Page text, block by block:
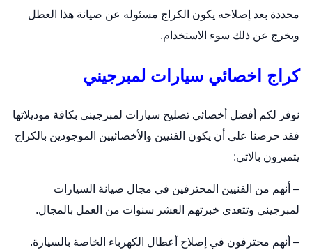
محددة بعد إصلاحه يكون الكراج مسئوله عن صيانة هذا العطل
ويخرج عن ذلك سوء الاستخدام.
كراج اخصائي سيارات لمبرجيني
نوفر لكم أفضل أخصائي تصليح سيارات لمبرجينى بكافة موديلاتها
فقد حرصنا على أن يكون الفنيين والأخصائيين الموجودين بالكراج
يتميزون بالاتي:
– أنهم من الفنيين المحترفين في مجال صيانة السيارات
لمبرجيني وتتعدى خبرتهم العشر سنوات من العمل بالمجال.
– أنهم محترفون في إصلاح أعطال الكهرباء الخاصة بالسيارة.